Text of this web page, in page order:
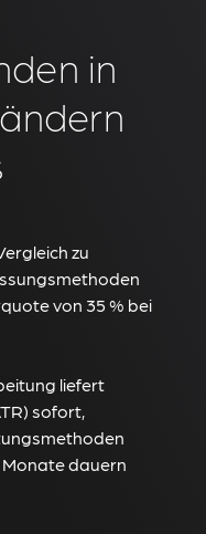
in
zu
von 35 % bei
liefert
sofort,
dauern